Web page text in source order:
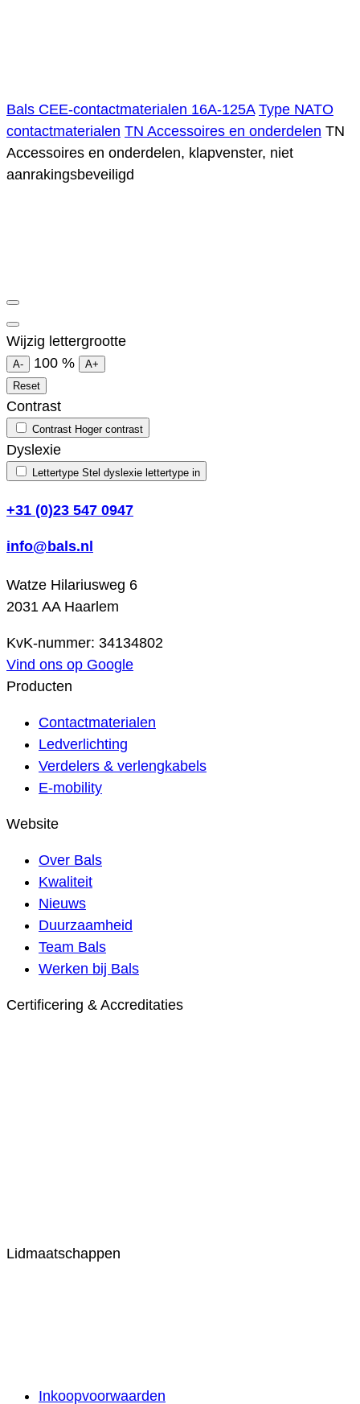
Bals CEE-contactmaterialen 16A-125A Type NATO
contactmaterialen TN Accessoires en onderdelen TN
Accessoires en onderdelen, klapvenster, niet
aanrakingsbeveiligd
Wijzig lettergrootte
A- 100 %
A+
Reset
Contrast
Contrast Hoger contrast
Dyslexie
Lettertype Stel dyslexie lettertype in
+31 (0)23 547 0947
info@bals.nl
Watze Hilariusweg 6
2031 AA Haarlem
KvK-nummer: 34134802
Vind ons op Google
Producten
Contactmaterialen
Ledverlichting
Verdelers & verlengkabels
E-mobility
Website
Over Bals
Kwaliteit
Nieuws
Duurzaamheid
Team Bals
Werken bij Bals
Certificering & Accreditaties
Lidmaatschappen
Inkoopvoorwaarden